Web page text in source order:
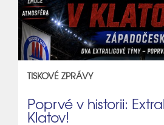
TISKOVÉ ZPRÁVY
Poprvé v historii:
Klatov!